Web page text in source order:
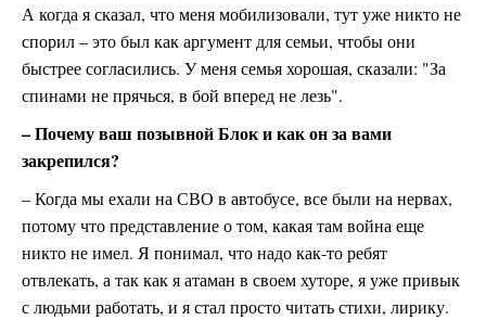
А когда я сказал, что меня мобилизовали, тут уже никто не
спорил – это был как аргумент для семьи, чтобы они
быстрее согласились. У меня семья хорошая, сказали: "За
спинами не прячься, в бой вперед не лезь".
– Почему ваш позывной Блок и как он за вами
закрепился?
– Когда мы ехали на СВО в автобусе, все были на нервах,
потому что представление о том, какая там война еще
никто не имел. Я понимал, что надо как-то ребят
отвлекать, а так как я атаман в своем хуторе, я уже привык
с людьми работать, и я стал просто читать стихи, лирику.